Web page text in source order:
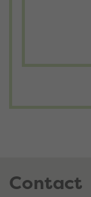
Contact